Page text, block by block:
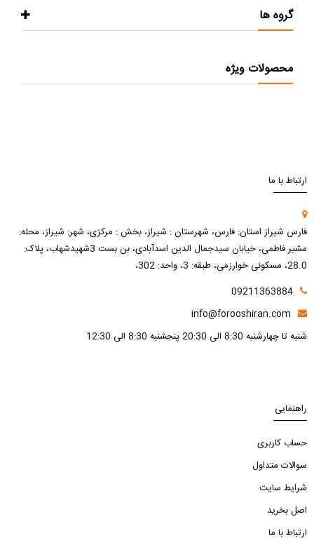
گروه ها
محصولات ویژه
ارتباط با ما
فارس شیراز استان: فارس، شهرستان : شیراز، بخش : مرکزی، شهر: شیراز، محله:
مشیر فاطمی، خیابان سیدجمال الدین اسدآبادی، بن بست 3شهیدشهاب، پلاک:
28.0، مسکونی خوارزمی، طبقه: 3، واحد: 302،
09211363884
info@forooshiran.com
شنبه تا چهارشنبه 8:30 الی 20:30 پنجشنبه 8:30 الی 12:30
راهنمایی
حساب کاربری
سوالات متداول
شرایط سایت
اصل بخرید
ارتباط با ما